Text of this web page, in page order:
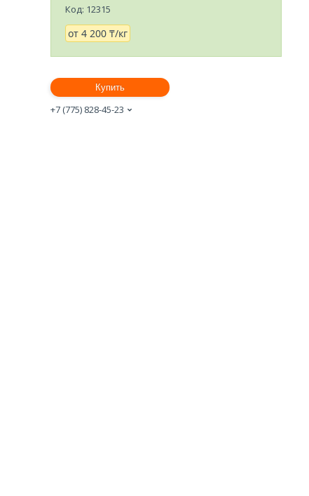
Код: 12315
от 4 200 ₸/кг
Купить
+7 (775) 828-45-23